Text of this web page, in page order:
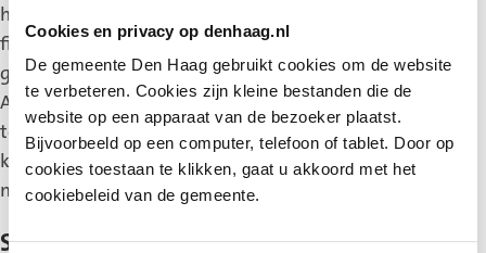
Cookies en privacy op denhaag.nl
De gemeente Den Haag gebruikt cookies om de website
te verbeteren. Cookies zijn kleine bestanden die de
website op een apparaat van de bezoeker plaatst.
Bijvoorbeeld op een computer, telefoon of tablet. Door op
cookies toestaan te klikken, gaat u akkoord met het
cookiebeleid van de gemeente.
hulpdiensten geen hoofdroute meer. Omdat veel
fietsers gebruik maken van deze straat is er een
gemaakt om de straat in te richten als fietsstraat.
Auto’s en vrachtwagens zijn toegestaan, maar zijn
te gast. In deze straat is de maximumsnelheid 30
kilometer per uur. De werkzaamheden duren tot en
met eind maart 2020.
Suezkade